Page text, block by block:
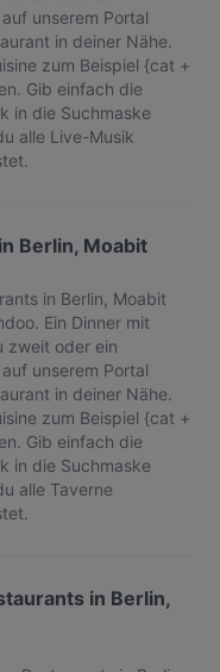
unserem Portal
in deiner Nähe.
zum Beispiel {cat +
Gib einfach die
in die Suchmaske
alle Live-Musik
Berlin, Moabit
in Berlin, Moabit
Ein Dinner mit
zweit oder ein
unserem Portal
in deiner Nähe.
zum Beispiel {cat +
Gib einfach die
in die Suchmaske
alle Taverne
in Berlin,